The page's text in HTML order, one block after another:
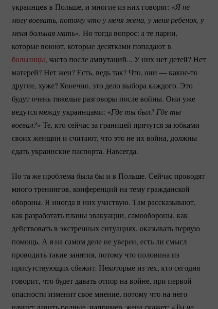
украинцев в Польше, и многие из них говорят: «Я не
могу воевать, потому что у меня жена, у меня ребенок, у
меня больная мать». Но тогда вопрос: а те парни,
которые воюют, которые десятками попадают в
больницы, часто после ампутаций... У них нет детей? Нет
матерей? Нет жен? Есть, ведь так? Что, они —какие-то
другие, хуже? Конечно, это дело выбора каждого. Это
будут очень тяжелые разговоры после войны. Они уже
ведутся между украинцами: «Где ты был? Где ты
воевал?» Те, кто сейчас за границей прячутся за юбками
своих женщин и считают, что это не их война, должны
сдать украинские паспорта. Навсегда.
Но та же проблема была бы и в Польше. Сейчас проводят
много тренингов, конференций на тему гражданской
обороны. Я иногда в них участвую. Там рассказывают,
как разработать планы эвакуации, самообороны, как
действовать в экстренных ситуациях, оказывать первую
помощь. А я на самом деле не уверен, есть ли смысл
проводить такие занятия, потому что половина из
присутствующих сбежит. Некоторые из тех, кто сегодня
говорит, что будет давать отпор на войне, при первой
опасности изменит свое мнение, потому что на него
начнут давить родные, например, жена скажет: «Ты не